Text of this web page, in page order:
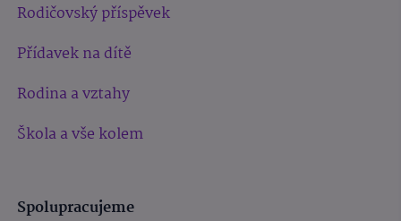
Rodičovský příspěvek
Přídavek na dítě
Rodina a vztahy
Škola a vše kolem
Spolupracujeme